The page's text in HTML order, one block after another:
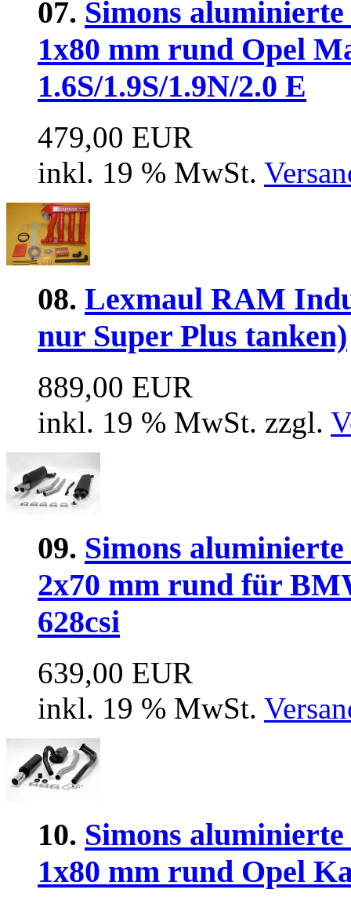
07. Simons
1x80 mm rund Opel
1.6S/1.9S/1.9N/2.0 E
479,00 EUR
inkl. 19 % MwSt.
08. Lexmaul RAM
nur Super Plus tanken)
889,00 EUR
inkl. 19 % MwSt. zzgl.
09. Simons
2x70 mm rund für
628csi
639,00 EUR
inkl. 19 % MwSt.
10. Simons
1x80 mm rund Opel